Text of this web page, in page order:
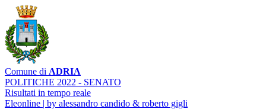
Comune di ADRIA
POLITICHE 2022 - SENATO
Risultati in tempo reale
Eleonline | by alessandro candido & roberto gigli